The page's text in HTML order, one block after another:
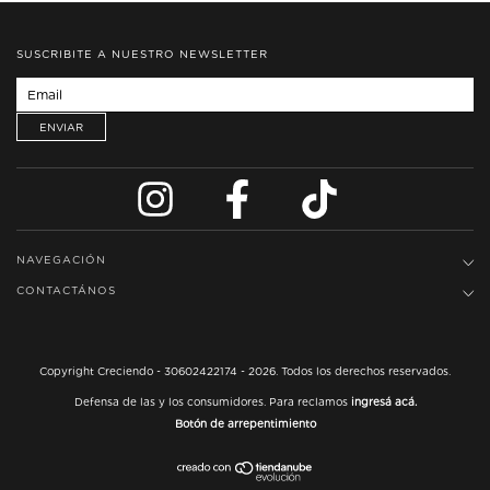
SUSCRIBITE A NUESTRO NEWSLETTER
NAVEGACIÓN
CONTACTÁNOS
Copyright Creciendo - 30602422174 - 2026. Todos los derechos reservados.
Defensa de las y los consumidores. Para reclamos ingresá acá.
Botón de arrepentimiento